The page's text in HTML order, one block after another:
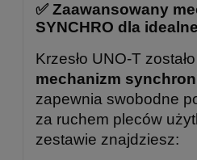
✅ Zaawansowany
SYNCHRO dla
Krzesło UNO-T
mechanizm
zapewnia swobodne
za ruchem pleców
zestawie znajdziesz: